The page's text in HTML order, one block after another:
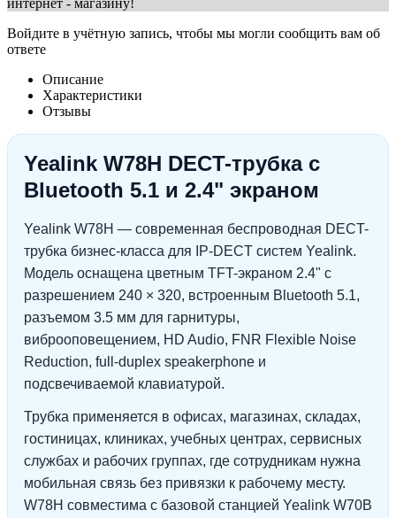
Войдите в учётную запись, чтобы мы могли сообщить вам об
ответе
Описание
Характеристики
Отзывы
Yealink W78H DECT-трубка с
Bluetooth 5.1 и 2.4" экраном
Yealink W78H — современная беспроводная DECT-
трубка бизнес-класса для IP-DECT систем Yealink.
Модель оснащена цветным TFT-экраном 2.4" с
разрешением 240 × 320, встроенным Bluetooth 5.1,
разъемом 3.5 мм для гарнитуры,
виброоповещением, HD Audio, FNR Flexible Noise
Reduction, full-duplex speakerphone и
подсвечиваемой клавиатурой.
Трубка применяется в офисах, магазинах, складах,
гостиницах, клиниках, учебных центрах, сервисных
службах и рабочих группах, где сотрудникам нужна
мобильная связь без привязки к рабочему месту.
W78H совместима с базовой станцией Yealink W70B